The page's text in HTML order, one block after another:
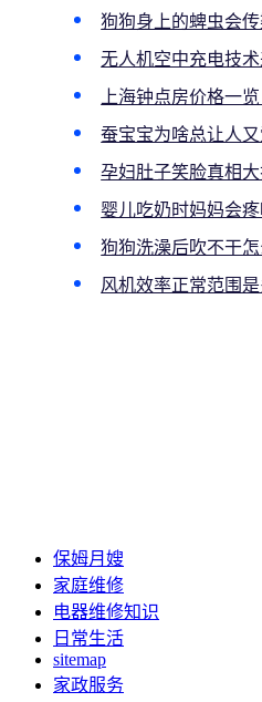
狗狗身上的蜱虫会
无人机空中充电技
上海钟点房价格一
蚕宝宝为啥总让人
孕妇肚子笑脸真相
婴儿吃奶时妈妈会
狗狗洗澡后吹不干
风机效率正常范围
保姆月嫂
家庭维修
电器维修知识
日常生活
sitemap
家政服务